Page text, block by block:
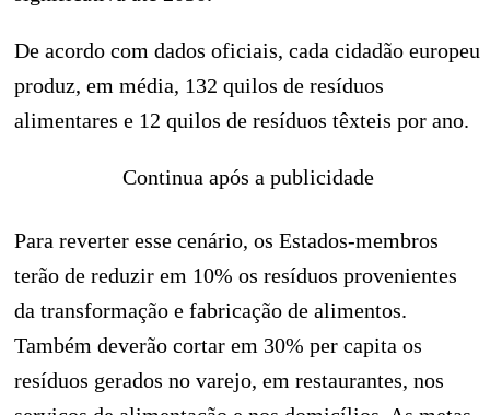
De acordo com dados oficiais, cada cidadão europeu
produz, em média, 132 quilos de resíduos
alimentares e 12 quilos de resíduos têxteis por ano.
Continua após a publicidade
Para reverter esse cenário, os Estados-membros
terão de reduzir em 10% os resíduos provenientes
da transformação e fabricação de alimentos.
Também deverão cortar em 30% per capita os
resíduos gerados no varejo, em restaurantes, nos